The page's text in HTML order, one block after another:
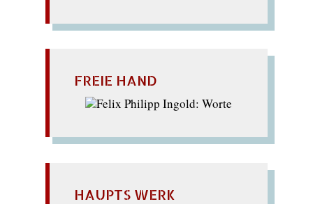
FREIE HAND
HAUPTS WERK